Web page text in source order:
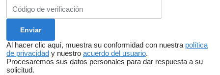
Al hacer clic aquí, muestra su conformidad con nuestra política
de privacidad y nuestro acuerdo del usuario.
Procesaremos sus datos personales para dar respuesta a su
solicitud.